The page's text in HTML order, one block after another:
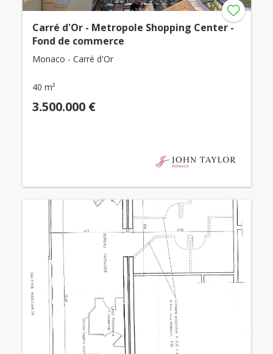
Carré d'Or - Metropole Shopping Center -
Fond de commerce
Monaco - Carré d'Or
40 m²
3.500.000 €